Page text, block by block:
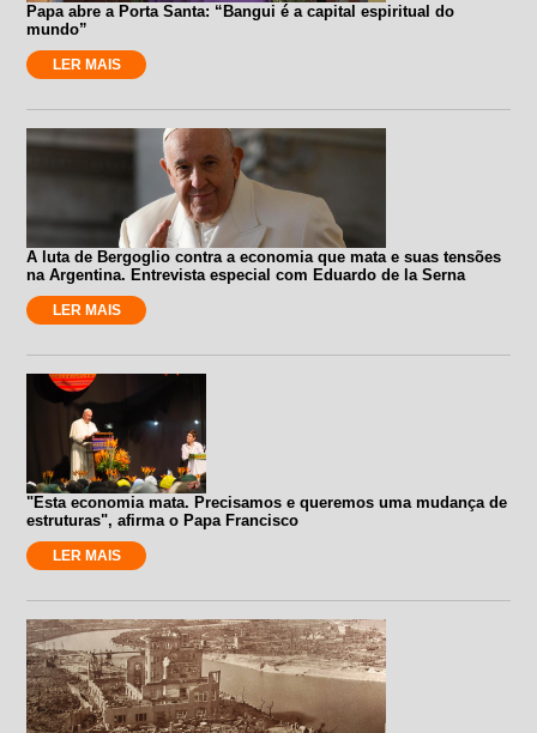
Papa abre a Porta Santa: “Bangui é a capital espiritual do
mundo”
LER MAIS
A luta de Bergoglio contra a economia que mata e suas tensões
na Argentina. Entrevista especial com Eduardo de la Serna
LER MAIS
"Esta economia mata. Precisamos e queremos uma mudança de
estruturas", afirma o Papa Francisco
LER MAIS